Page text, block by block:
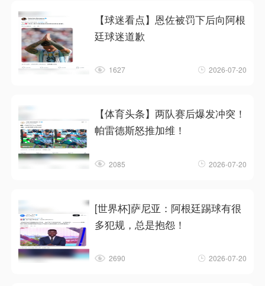
【球迷看点】恩佐被罚下后向阿根
廷球迷道歉
1627 2026-07-20
【体育头条】两队赛后爆发冲突！
帕雷德斯怒推加维！
2085 2026-07-20
[世界杯]萨尼亚：阿根廷踢球有很
多犯规，总是抱怨！
2690 2026-07-20